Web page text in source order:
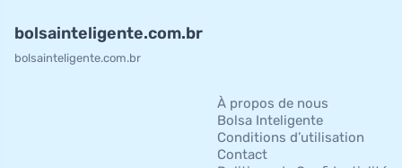
bolsainteligente.com.br
bolsainteligente.com.br
À propos de nous
Bolsa Inteligente
Conditions d’utilisation
Contact